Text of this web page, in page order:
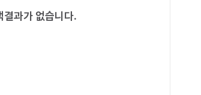
결과가 없습니다.